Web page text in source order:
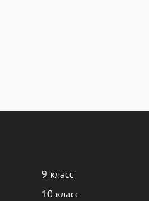
9 класс
10 класс